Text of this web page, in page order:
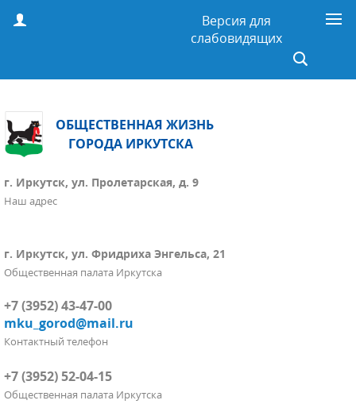
Версия для
слабовидящих
ОБЩЕСТВЕННАЯ ЖИЗНЬ
ГОРОДА ИРКУТСКА
г. Иркутск, ул. Пролетарская, д. 9
Наш адрес
г. Иркутск, ул. Фридриха Энгельса, 21
Общественная палата Иркутска
+7 (3952) 43-47-00
mku_gorod@mail.ru
Контактный телефон
+7 (3952) 52-04-15
Общественная палата Иркутска